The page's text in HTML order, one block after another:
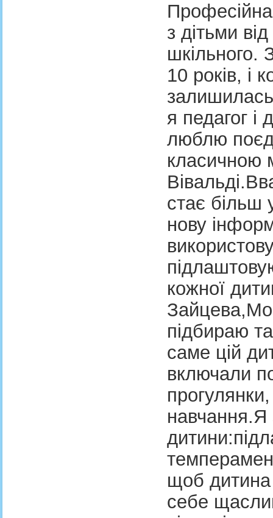
з дітьми
шкільного.
10 років, і
я педагог і
люблю
класичною
стає
нову
кожної
підбираю
саме цій
включали
навчання.Я
щоб дитина
себе